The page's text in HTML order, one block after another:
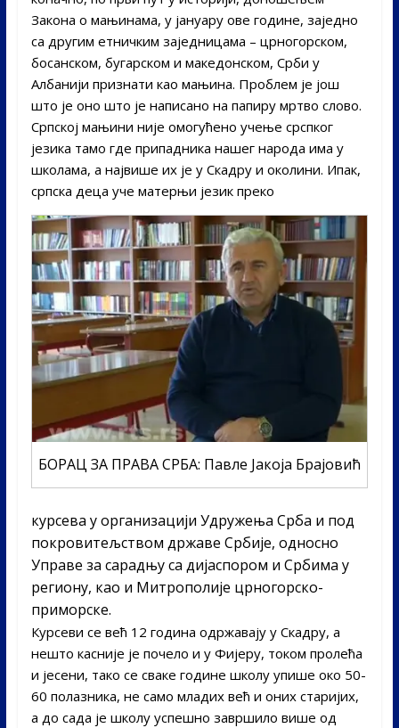
Закона о мањинама, у јануару ове године, заједно
са другим етничким заједницама – црногорском,
босанском, бугарском и македонском, Срби у
Албанији признати као мањина. Проблем је још
што је оно што је написано на папиру мртво слово.
Српској мањини није омогућено учење срспког
језика тамо где припадника нашег народа има у
школама, а највише их је у Скадру и околини. Ипак,
српска деца уче матерњи језик преко
БОРАЦ ЗА ПРАВА СРБА: Павле Јакоја Брајовић
курсева у организацији Удружења Срба и под
покровитељством државе Србије, односно
Управе за сарадњу са дијаспором и Србима у
региону, као и Митрополије црногорско-
приморске.
Курсеви се већ 12 година одржавају у Скадру, а
нешто касније је почело и у Фијеру, током пролећа
и јесени, тако се сваке године школу упише око 50-
60 полазника, не само младих већ и оних старијих,
а до сада је школу успешно завршило више од